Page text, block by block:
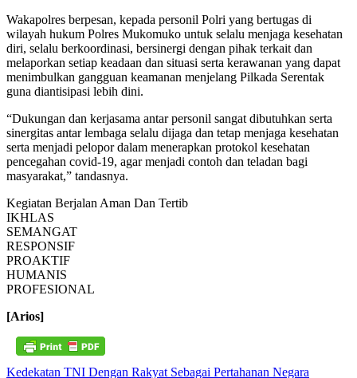
Wakapolres berpesan, kepada personil Polri yang bertugas di
wilayah hukum Polres Mukomuko untuk selalu menjaga kesehatan
diri, selalu berkoordinasi, bersinergi dengan pihak terkait dan
melaporkan setiap keadaan dan situasi serta kerawanan yang dapat
menimbulkan gangguan keamanan menjelang Pilkada Serentak
guna diantisipasi lebih dini.
“Dukungan dan kerjasama antar personil sangat dibutuhkan serta
sinergitas antar lembaga selalu dijaga dan tetap menjaga kesehatan
serta menjadi pelopor dalam menerapkan protokol kesehatan
pencegahan covid-19, agar menjadi contoh dan teladan bagi
masyarakat,” tandasnya.
Kegiatan Berjalan Aman Dan Tertib
IKHLAS
SEMANGAT
RESPONSIF
PROAKTIF
HUMANIS
PROFESIONAL
[Arios]
Kedekatan TNI Dengan Rakyat Sebagai Pertahanan Negara